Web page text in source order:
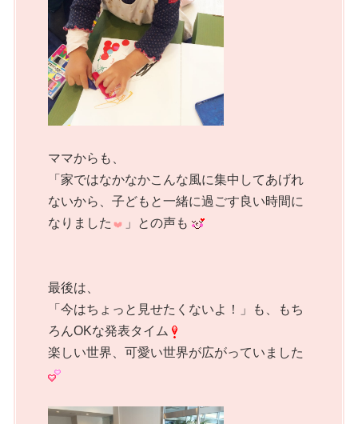
ママからも、
「家ではなかなかこんな風に集中してあげれ
ないから、子どもと一緒に過ごす良い時間に
なりました
」との声も
最後は、
「今はちょっと見せたくないよ！」も、もち
ろんOKな発表タイム
楽しい世界、可愛い世界が広がっていました